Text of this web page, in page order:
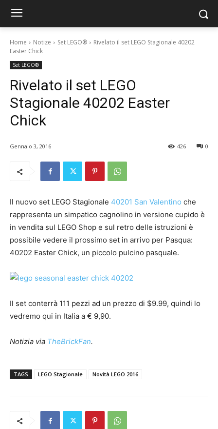
Home Notize Set LEGO®
Rivelato il set LEGO Stagionale 40202
Easter Chick
Set LEGO®
Rivelato il set LEGO
Stagionale 40202 Easter
Chick
Gennaio 3, 2016 0
426
Il nuovo set LEGO Stagionale 40201 San Valentino che
rappresenta un simpatico cagnolino in versione cupido è
in vendita sul LEGO Shop e sul retro delle istruzioni è
possibile vedere il prossimo set in arrivo per Pasqua:
40202 Easter Chick, un piccolo pulcino pasquale.
Il set conterrà 111 pezzi ad un prezzo di $9.99, quindi lo
vedremo qui in Italia a € 9,90.
Notizia via TheBrickFan.
TAGS LEGO Stagionale Novità LEGO 2016